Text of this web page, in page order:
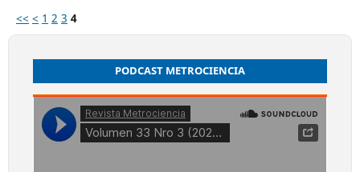
<< < 1 2 3 4
PODCAST METROCIENCIA